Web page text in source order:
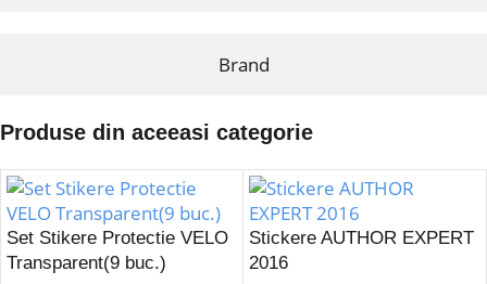
Brand
Produse din aceeasi categorie
Set Stikere Protectie VELO
Transparent(9 buc.)
Stickere AUTHOR EXPERT
2016